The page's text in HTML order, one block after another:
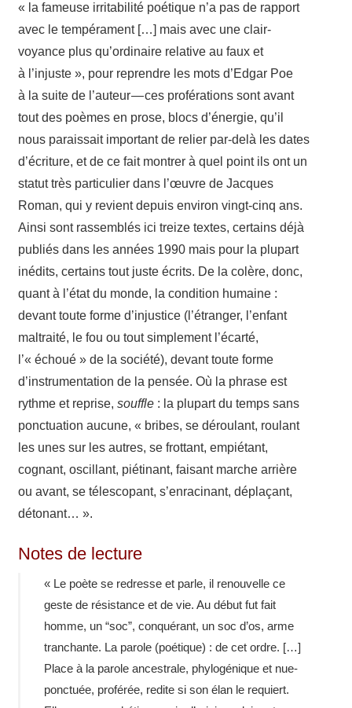
« la fameuse irri­ta­bi­lité poétique n’a pas de rapport
avec le tempé­ra­ment […] mais avec une clair­
voyance plus qu’ordinaire rela­tive au faux et
à l’injuste », pour reprendre les mots d’Edgar Poe
à la suite de l’auteur — ces profé­ra­tions sont avant
tout des poèmes en prose, blocs d’énergie, qu’il
nous parais­sait impor­tant de relier par-​delà les dates
d’écriture, et de ce fait montrer à quel point ils ont un
statut très parti­cu­lier dans l’œuvre de Jacques
Roman, qui y revient depuis envi­ron vingt-​cinq ans.
Ainsi sont rassem­blés ici treize textes, certains déjà
publiés dans les années 1990 mais pour la plupart
inédits, certains tout juste écrits. De la colère, donc,
quant à l’état du monde, la condi­tion humaine :
devant toute forme d’injustice (l’étranger, l’enfant
maltraité, le fou ou tout simple­ment l’écarté,
l’« échoué » de la société), devant toute forme
d’instrumentation de la pensée. Où la phrase est
rythme et reprise, souffle: la plupart du temps sans
ponc­tua­tion aucune, « bribes, se dérou­lant, roulant
les unes sur les autres, se frot­tant, empié­tant,
cognant, oscil­lant, piéti­nant, faisant marche arrière
ou avant, se téles­co­pant, s’enracinant, dépla­çant,
détonant… ».
Notes de lecture
« Le poète se redresse et parle, il renou­velle ce
geste de résis­tance et de vie. Au début fut fait
homme, un “soc”, conqué­rant, un soc d’os, arme
tran­chante. La parole (poétique) : de cet ordre. […]
Place à la parole ances­trale, phylo­gé­nique et nue-​
ponctuée, profé­rée, redite si son élan le requiert.